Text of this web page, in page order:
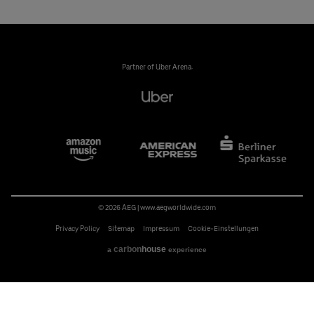
Partner of Uber Arena:
© 2026 AEG |www.aegworldwide.com
Privacy Policy Sitemap Impressum Cookie-Einstellungen
a carbonhouse experience